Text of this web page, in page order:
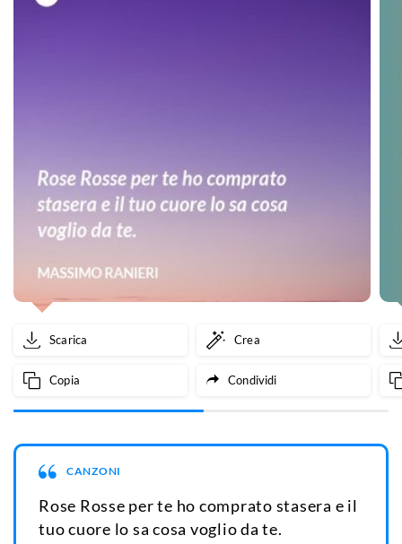
Scarica Crea
Copia Condividi
CANZONI
Rose Rosse per te ho comprato stasera e il
tuo cuore lo sa cosa voglio da te.